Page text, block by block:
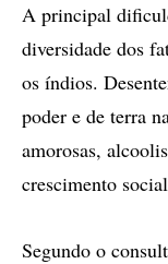
A principal
diversidade dos
os índios.
poder e de terra
amorosas,
crescimento
Segundo o